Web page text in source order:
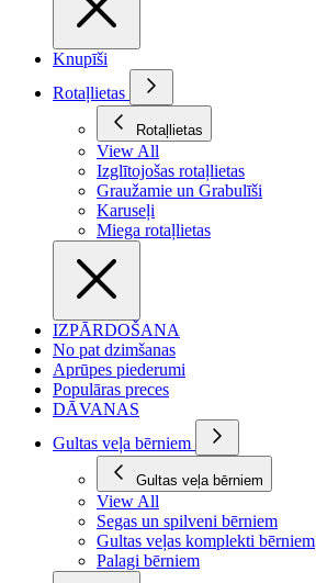
Knupīši
Rotaļlietas
Rotaļlietas
View All
Izglītojošas rotaļlietas
Graužamie un Grabulīši
Karuseļi
Miega rotaļlietas
IZPĀRDOŠANA
No pat dzimšanas
Aprūpes piederumi
Populāras preces
DĀVANAS
Gultas veļa bērniem
Gultas veļa bērniem
View All
Segas un spilveni bērniem
Gultas veļas komplekti bērniem
Palagi bērniem